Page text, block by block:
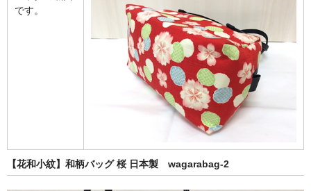
です。
【花和小紋】和柄バッグ 桜 日本製 wagarabag-2